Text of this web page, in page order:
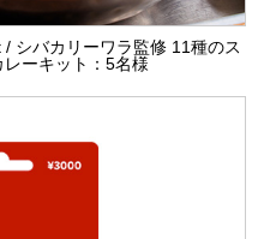
シバカリーワラ監修 11種のス
ーキット：5名様